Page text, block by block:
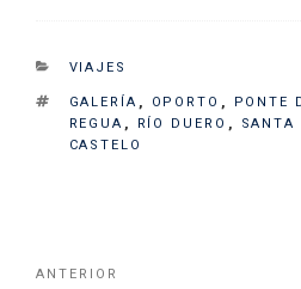
CATEGORIES
VIAJES
TAGS
GALERÍA , OPORTO , PONTE
REGUA , RÍO DUERO , SANTA
CASTELO
Navegación
Noticia
ANTERIOR